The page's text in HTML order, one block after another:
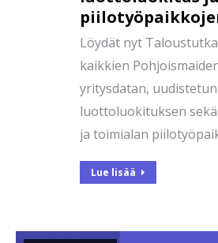
Löydät nyt
kaikkien
yritysdatan,
luottoluokituksen
ja toimialan
Lue lisää